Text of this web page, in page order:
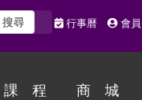
行事曆 會員
搜尋
課 程 商 城